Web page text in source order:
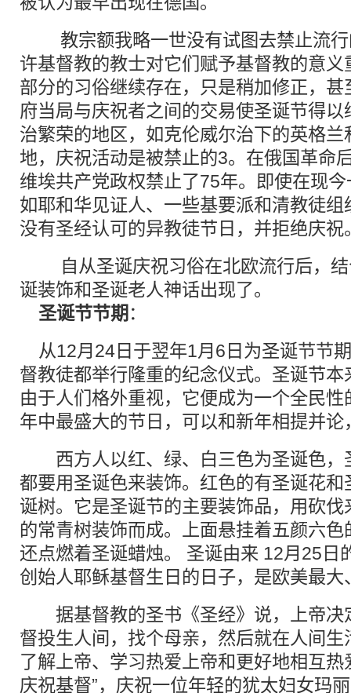
教宗额我略一世没有试图去禁止流行
许基督教的教士对它们赋予基督教的意
部分的习俗继续存在，只是稍加修正，
府当局与庆祝者之间的交易使圣诞节得
治繁荣的地区，如克伦威尔治下的英格
地，庆祝活动是被禁止的3。在俄国革命
维埃共产党政权禁止了75年。即使在现
如耶和华见证人、一些基要派和清教徒
没有圣经认可的异教徒节日，并拒绝庆祝
自从圣诞庆祝习俗在北欧流行后，结
诞装饰和圣诞老人神话出现了。
圣诞节节期 ：
从12月24日于翌年1月6日为圣诞节节
督教徒都举行隆重的纪念仪式。圣诞节
由于人们格外重视，它便成为一个全民
年中最盛大的节日，可以和新年相提并
西方人以红、绿、白三色为圣诞色，
都要用圣诞色来装饰。红色的有圣诞花
诞树。它是圣诞节的主要装饰品，用砍
的常青树装饰而成。上面悬挂着五颜六
还点燃着圣诞蜡烛。 圣诞由来 12月25日
创始人耶稣基督生日的日子，是欧美最
据基督教的圣书《圣经》说，上帝决
督投生人间，找个母亲，然后就在人间
了解上帝、学习热爱上帝和更好地相互热
庆祝基督”，庆祝一位年轻的犹太妇女玛